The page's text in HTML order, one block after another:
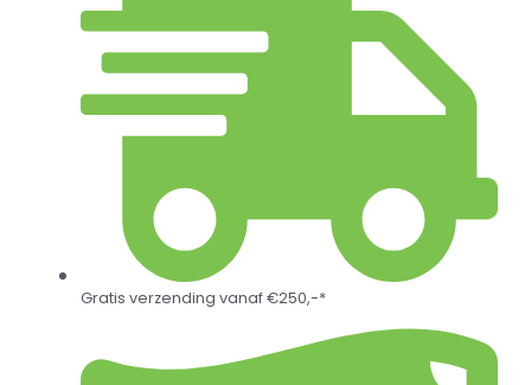
Gratis verzending vanaf €250,-*